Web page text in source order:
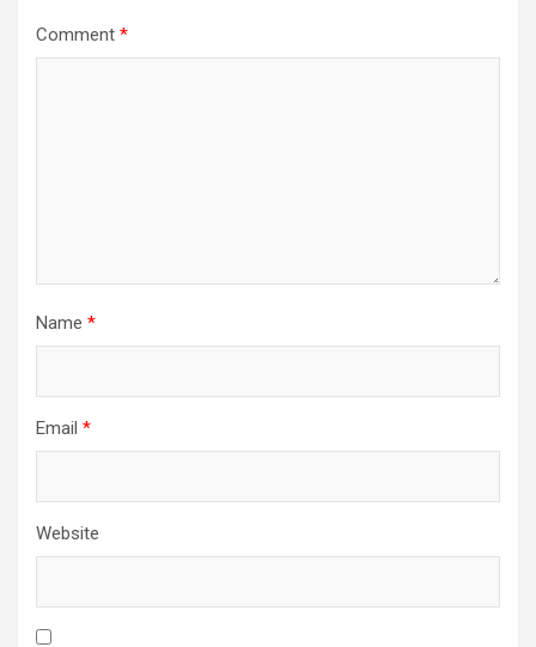
Comment *
Name *
Email *
Website